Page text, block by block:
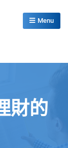
Corp.
Menu
財的